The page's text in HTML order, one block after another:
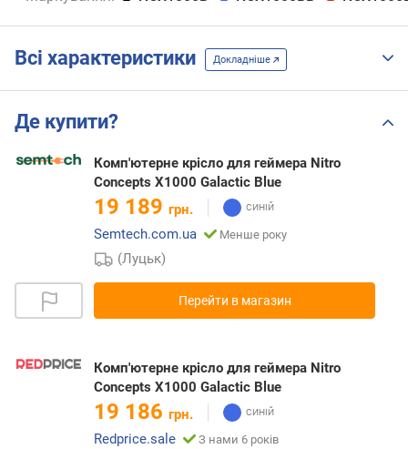
Всі характеристики Докладніше
Де купити?
Комп'ютерне крісло для геймера Nitro
Concepts X1000 Galactic Blue
19 189 грн.
Semtech.com.ua
Менше року
(Луцьк)
Перейти в магазин
Комп'ютерне крісло для геймера Nitro
Concepts X1000 Galactic Blue
19 186 грн.
Redprice.sale
З нами 6 років